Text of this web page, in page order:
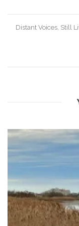
Post
Distant Voices, Still